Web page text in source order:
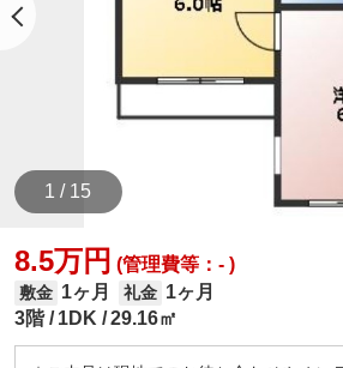
1 / 15
8.5万円 (管理費等：- )
敷金 1ヶ月 礼金 1ヶ月
3階
1DK 29.16㎡